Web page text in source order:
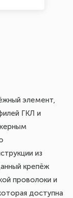
элемент,
ГКЛ и
из
крепёж
проволоки и
доступна